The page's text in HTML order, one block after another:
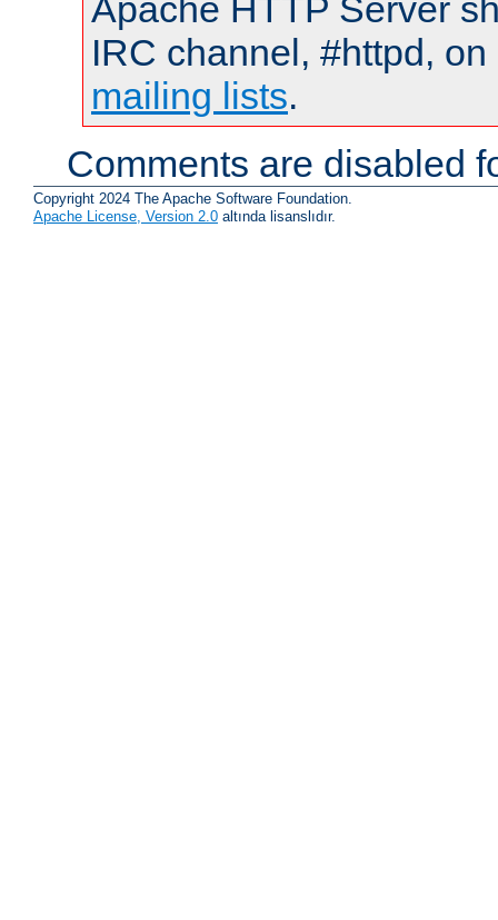
Apache HTTP Server
IRC channel, #httpd,
mailing lists.
Comments are disabled
Copyright 2024 The Apache Software Foundation.
Apache License, Version 2.0 altında lisanslıdır.